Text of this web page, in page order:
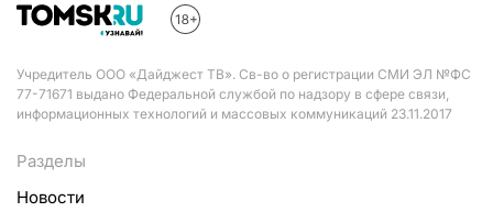
Учредитель ООО «Дайджест ТВ». Св-во о регистрации СМИ ЭЛ №ФС
77-71671 выдано Федеральной службой по надзору в сфере связи,
информационных технологий и массовых коммуникаций 23.11.2017
Разделы
Новости